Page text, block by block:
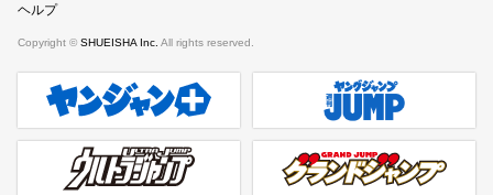
ヘルプ
Copyright © SHUEISHA Inc. All rights reserved.
ヤンジャンプラス 週刊ヤングジャンプ公式サイト
ウルトラジャンプ グランドジャンプ